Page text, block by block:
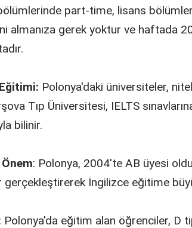
part-time, lisans
almanıza gerek yoktur ve haftada
Polonya'daki üniversiteler,
Tıp Üniversitesi, IELTS
bilinir.
: Polonya, 2004'te AB üyesi
gerçekleştirerek İngilizce eğitime
: Polonya'da eğitim alan öğrenciler, D